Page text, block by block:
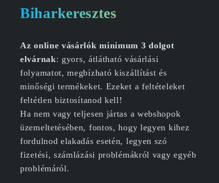
Biharkeresztes
Az online vásárlók minimum 3 dolgot
elvárnak: gyors, átlátható vásárlási
folyamatot, megbízható kiszállítást és
minőségi termékeket. Ezeket a feltételeket
feltétlen biztosítanod kell!
Ha nem vagy teljesen jártas a webshopok
üzemeltetésében, fontos, hogy legyen kihez
fordulnod elakadás esetén, legyen szó
fizetési, számlázási problémákról vagy egyéb
problémáról.